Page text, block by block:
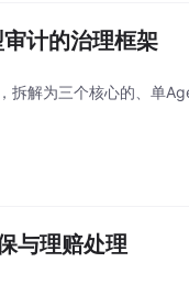
计的治理框架
拆解为三个核心的、单
与理赔处理